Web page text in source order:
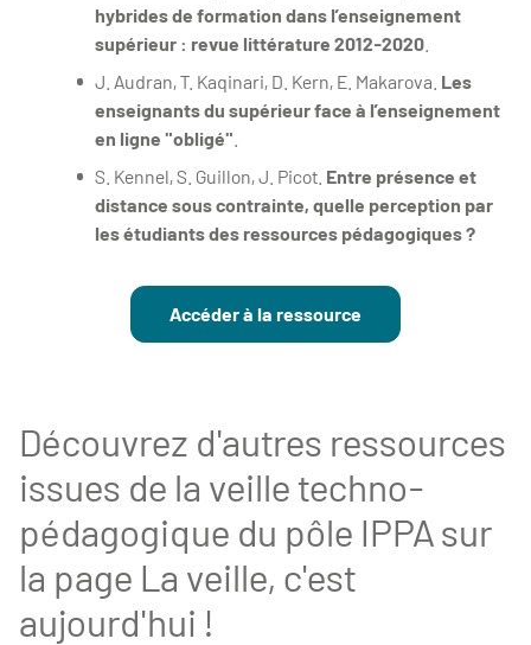
hybrides de formation dans l’enseignement
supérieur : revue littérature 2012-2020
J. Audran, T. Kaqinari, D. Kern, E. Makarova. Les
enseignants du supérieur face à l’enseignement
en ligne "obligé"
S. Kennel, S. Guillon, J. Picot. Entre présence et
distance sous contrainte, quelle perception par
les étudiants des ressources pédagogiques ?
Accéder à la ressource
Découvrez d'autres ressources
issues de la veille techno-
pédagogique du pôle IPPA sur
la page La veille, c'est
aujourd'hui !